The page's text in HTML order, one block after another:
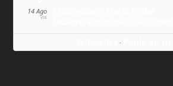
14 Ago
VIE
·